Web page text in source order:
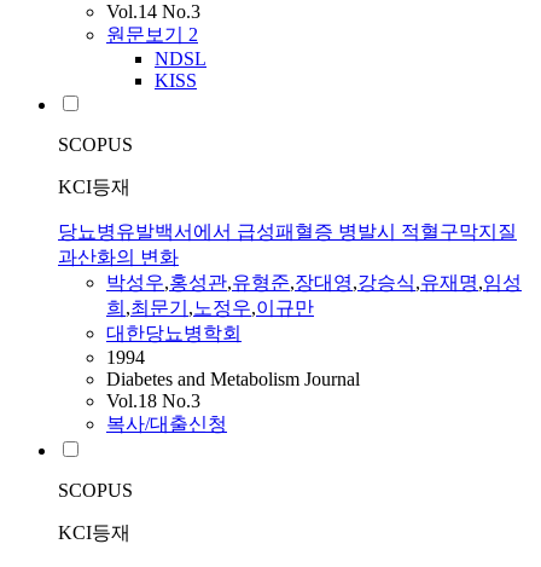
Vol.14 No.3
원문보기 2
NDSL
KISS
SCOPUS
KCI등재
당뇨병유발백서에서 급성패혈증 병발시 적혈구막지질
과산화의 변화
박성우,홍성관,유형준,장대영,강승식,유재명,임성
희 ,최문기 ,노정우,이규만
대한당뇨병학회
1994
Diabetes and Metabolism Journal
Vol.18 No.3
복사/대출신청
SCOPUS
KCI등재